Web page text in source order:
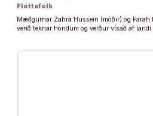
Flóttafólk
Mæðgurnar Zahra Hussein (móðir) og Farah
verið teknar höndum og verður vísað af landi